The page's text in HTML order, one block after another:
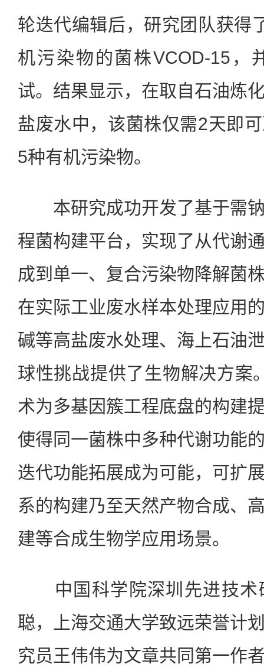
轮迭代编辑后，研究团队获得
机污染物的菌株VCOD-15，
试。结果显示，在取自石油炼
盐废水中，该菌株仅需2天即
5种有机污染物。
本研究成功开发了基于需钠
程菌构建平台，实现了从代谢
成到单一、复合污染物降解菌
在实际工业废水样本处理应用
碱等高盐废水处理、海上石油
球性挑战提供了生物解决方案
术为多基因簇工程底盘的构建
使得同一菌株中多种代谢功能
迭代功能拓展成为可能，可扩
系的构建乃至天然产物合成、
建等合成生物学应用场景。
中国科学院深圳先进技术
聪，上海交通大学致远荣誉计
究员王伟伟为文章共同第一作